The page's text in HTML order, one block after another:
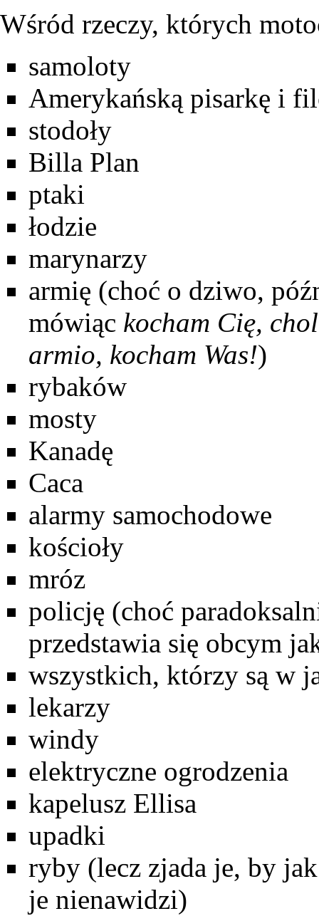
Wśród rzeczy, których
samoloty
Amerykańską pisarkę i
stodoły
Billa Plan
ptaki
łodzie
marynarzy
armię (choć o dziwo,
mówiąc kocham Cię,
armio, kocham Was!)
rybaków
mosty
Kanadę
Caca
alarmy samochodowe
kościoły
mróz
policję (choć
przedstawia się obcym
wszystkich, którzy są w
lekarzy
windy
elektryczne ogrodzenia
kapelusz Ellisa
upadki
ryby (lecz zjada je, by
je nienawidzi)